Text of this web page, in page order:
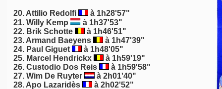
20. Attilio Redolfi
à 1h28'57"
21. Willy Kemp
à 1h37'53"
22. Brik Schotte
à 1h46'51"
23. Armand Baeyens
à 1h47'39"
24. Paul Giguet
à 1h48'05"
25. Marcel Hendrickx
à 1h59'19"
26. Custodio Dos Reis
à 1h59'58"
27. Wim De Ruyter
à 2h01'40"
28. Apo Lazaridès
à 2h02'52"